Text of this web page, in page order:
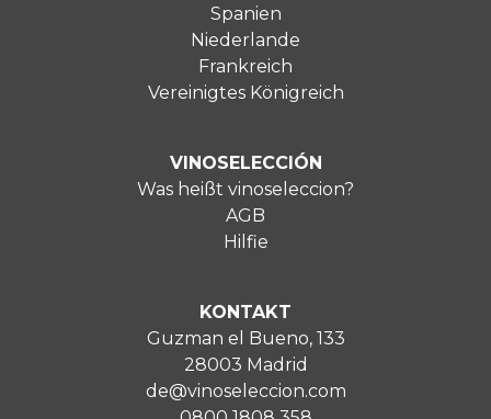
Spanien
Niederlande
Frankreich
Vereinigtes Königreich
VINOSELECCIÓN
Was heißt vinoseleccion?
AGB
Hilfie
KONTAKT
Guzman el Bueno, 133
28003 Madrid
de@vinoseleccion.com